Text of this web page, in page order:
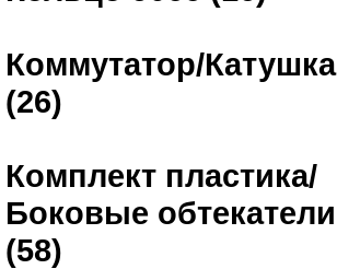
Коммутатор/Катушка
(26)
Комплект пластика/
Боковые обтекатели
(58)